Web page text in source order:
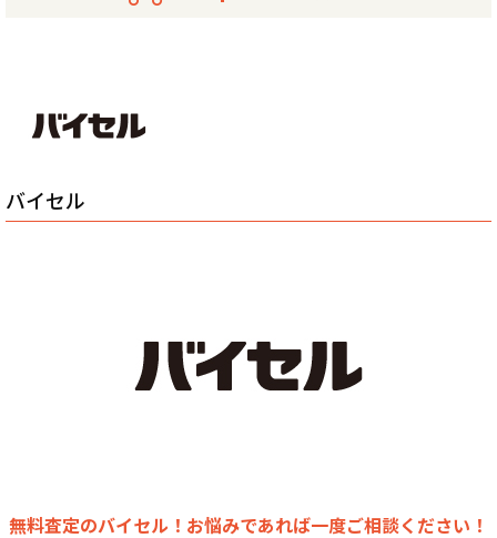
バイセル
無料査定のバイセル！お悩みであれば一度ご相談ください！